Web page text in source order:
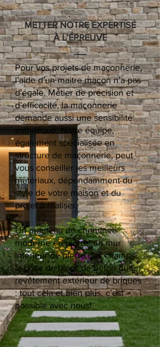
METTER NOTRE EXPERTISE
À L’ÉPREUVE
Pour vos projets de maçonnerie,
l’aide d’un maitre maçon n’a pas
d’égale. Métier de précision et
d’efficacité, la maçonnerie
demande aussi une sensibilité
esthétique. Notre équipe,
également spécialisée en
structure de maçonnerie, peut
vous conseiller les meilleurs
matériaux, dépendamment du
style de votre maison et du
projet à réaliser.
Un manteau de cheminée
moderne en pierre, un mur
intérieur de pierre des champs,
la pose de blocs de béton ou un
revêtement extérieur de briques
: tout cela et bien plus, c’est
possible avec nous!